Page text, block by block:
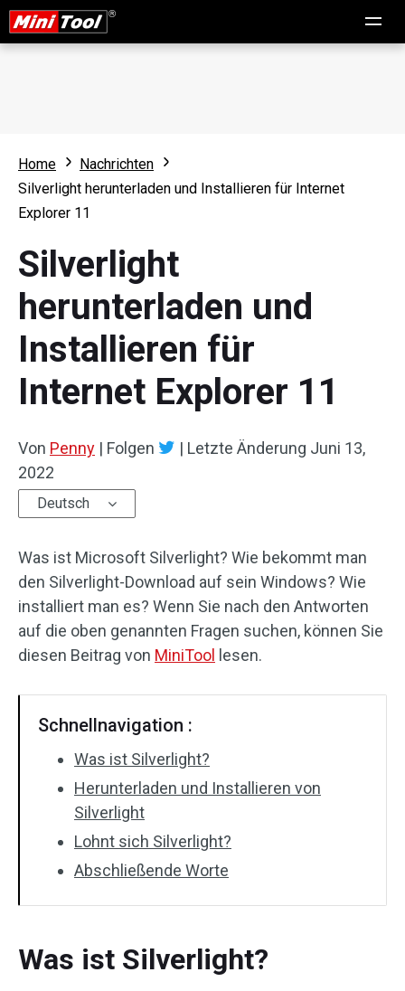
Home
Nachrichten
Silverlight herunterladen und Installieren für Internet
Explorer 11
Silverlight
herunterladen und
Installieren für
Internet Explorer 11
Von Penny | Folgen | Letzte Änderung Juni 13,
2022
Deutsch
Was ist Microsoft Silverlight? Wie bekommt man
den Silverlight-Download auf sein Windows? Wie
installiert man es? Wenn Sie nach den Antworten
auf die oben genannten Fragen suchen, können Sie
diesen Beitrag von MiniTool lesen.
Schnellnavigation :
Was ist Silverlight?
Herunterladen und Installieren von
Silverlight
Lohnt sich Silverlight?
Abschließende Worte
Was ist Silverlight?